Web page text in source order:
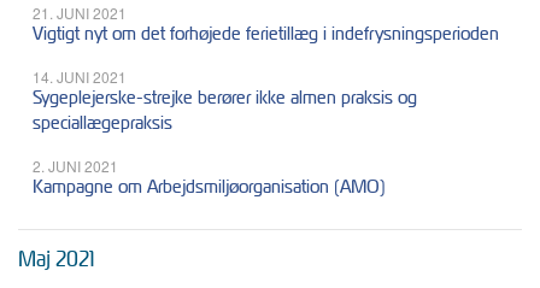
21. JUNI 2021
Vigtigt nyt om det forhøjede ferietillæg i indefrysningsperioden
14. JUNI 2021
Sygeplejerske-strejke berører ikke almen praksis og
speciallægepraksis
2. JUNI 2021
Kampagne om Arbejdsmiljøorganisation (AMO)
Maj 2021